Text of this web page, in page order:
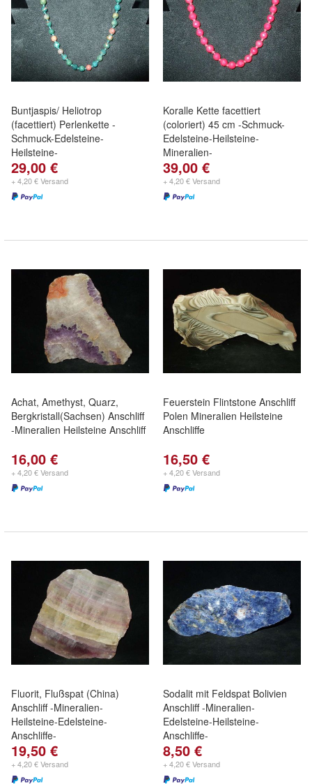
Buntjaspis/ Heliotrop
(facettiert) Perlenkette -
Schmuck-Edelsteine-
Heilsteine-
29,00 €
+ 4,20 € Versand
Koralle Kette facettiert
(coloriert) 45 cm -Schmuck-
Edelsteine-Heilsteine-
Mineralien-
39,00 €
+ 4,20 € Versand
Achat, Amethyst, Quarz,
Bergkristall(Sachsen) Anschliff
-Mineralien Heilsteine Anschliff
16,00 €
+ 4,20 € Versand
Feuerstein Flintstone Anschliff
Polen Mineralien Heilsteine
Anschliffe
16,50 €
+ 4,20 € Versand
Fluorit, Flußspat (China)
Anschliff -Mineralien-
Heilsteine-Edelsteine-
Anschliffe-
19,50 €
+ 4,20 € Versand
Sodalit mit Feldspat Bolivien
Anschliff -Mineralien-
Edelsteine-Heilsteine-
Anschliffe-
8,50 €
+ 4,20 € Versand